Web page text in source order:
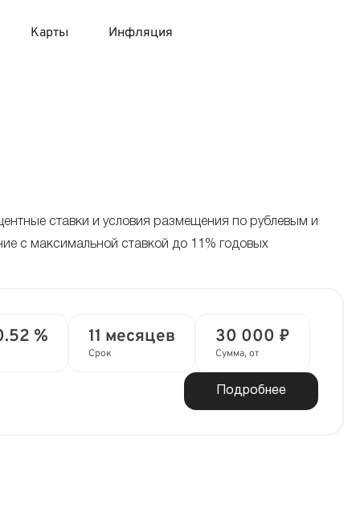
Карты
карты с моментальным решением
Инфляция
ставки и условия размещения по рублевым и
с максимальной ставкой до 11% годовых
% 11 месяцев
Срок
30 000 ₽
Сумма, от
Подробнее